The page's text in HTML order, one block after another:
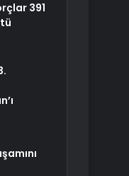
391